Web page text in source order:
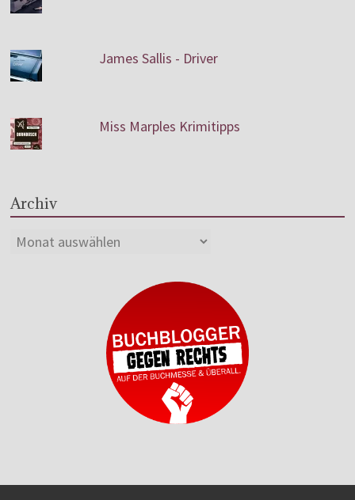
James Sallis - Driver
Miss Marples Krimitipps
Archiv